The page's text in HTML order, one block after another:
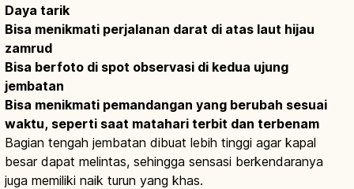
Daya tarik
Bisa menikmati perjalanan darat di atas laut hijau
zamrud
Bisa berfoto di spot observasi di kedua ujung
jembatan
Bisa menikmati pemandangan yang berubah sesuai
waktu, seperti saat matahari terbit dan terbenam
Bagian tengah jembatan dibuat lebih tinggi agar kapal
besar dapat melintas, sehingga sensasi berkendaranya
juga memiliki naik turun yang khas.